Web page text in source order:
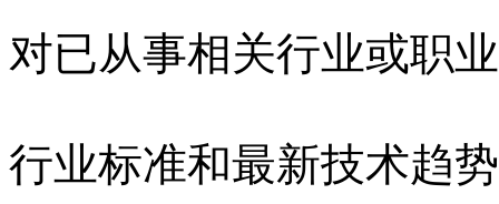
对已从事相关行业或职
行业标准和最新技术趋